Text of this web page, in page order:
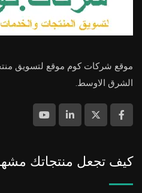
موقع شركات كوم موقع لتسويق
الشرق الاوسط.
كيف تجعل منتجاتك